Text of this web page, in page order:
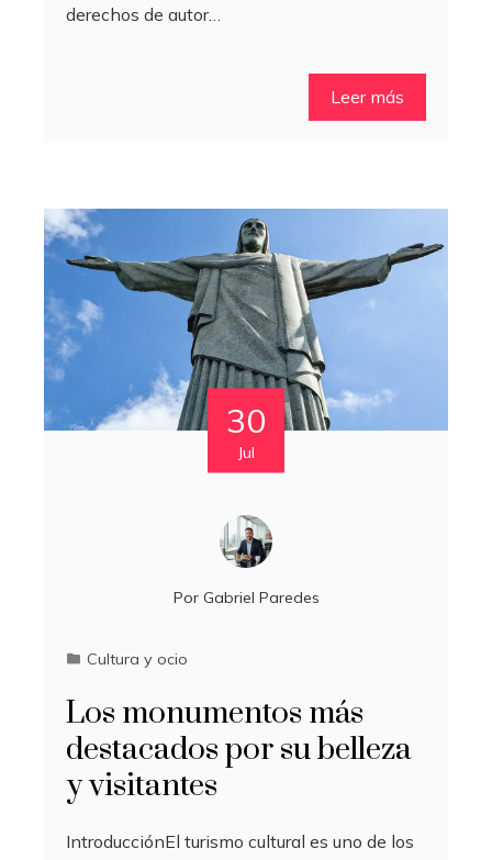
derechos de autor…
Leer más
30
Jul
Por Gabriel Paredes
Cultura y ocio
Los monumentos más
destacados por su belleza
y visitantes
IntroducciónEl turismo cultural es uno de los